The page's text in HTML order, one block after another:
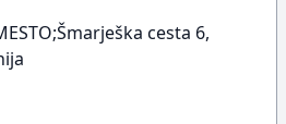
cesta 6,